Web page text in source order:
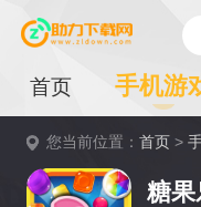
首页 手机游
您当前位置：首页 >
糖果